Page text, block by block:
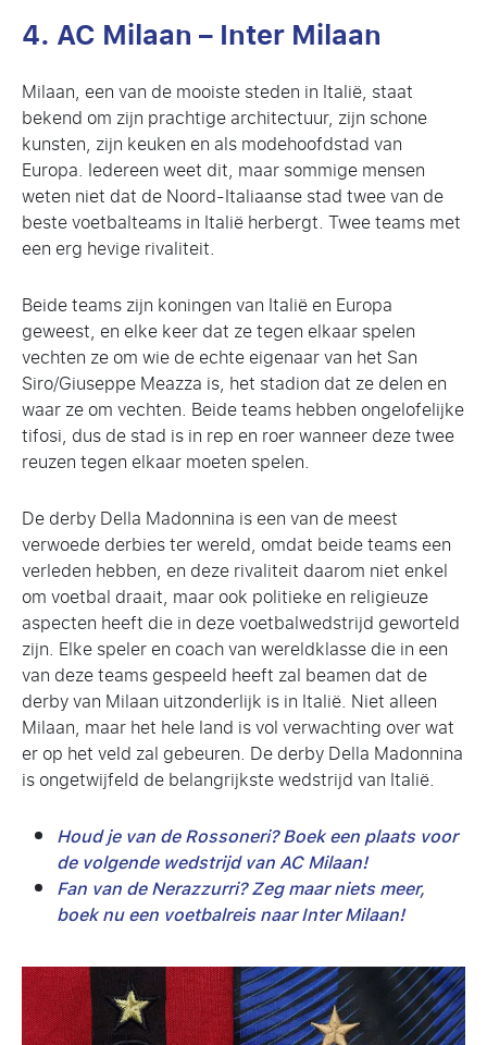
4. AC Milaan – Inter Milaan
Milaan, een van de mooiste steden in Italië, staat
bekend om zijn prachtige architectuur, zijn schone
kunsten, zijn keuken en als modehoofdstad van
Europa. Iedereen weet dit, maar sommige mensen
weten niet dat de Noord-Italiaanse stad twee van de
beste voetbalteams in Italië herbergt. Twee teams met
een erg hevige rivaliteit.
Beide teams zijn koningen van Italië en Europa
geweest, en elke keer dat ze tegen elkaar spelen
vechten ze om wie de echte eigenaar van het San
Siro/Giuseppe Meazza is, het stadion dat ze delen en
waar ze om vechten. Beide teams hebben ongelofelijke
tifosi, dus de stad is in rep en roer wanneer deze twee
reuzen tegen elkaar moeten spelen.
De derby Della Madonnina is een van de meest
verwoede derbies ter wereld, omdat beide teams een
verleden hebben, en deze rivaliteit daarom niet enkel
om voetbal draait, maar ook politieke en religieuze
aspecten heeft die in deze voetbalwedstrijd geworteld
zijn. Elke speler en coach van wereldklasse die in een
van deze teams gespeeld heeft zal beamen dat de
derby van Milaan uitzonderlijk is in Italië. Niet alleen
Milaan, maar het hele land is vol verwachting over wat
er op het veld zal gebeuren. De derby Della Madonnina
is ongetwijfeld de belangrijkste wedstrijd van Italië.
Houd je van de Rossoneri? Boek een plaats voor
de volgende wedstrijd van AC Milaan!
Fan van de Nerazzurri? Zeg maar niets meer,
boek nu een voetbalreis naar Inter Milaan!